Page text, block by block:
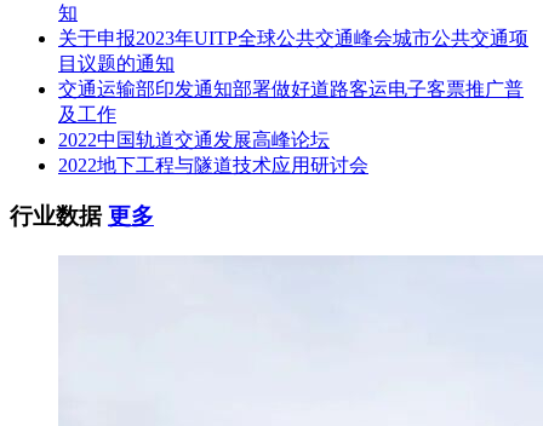
知
关于申报2023年UITP全球公共交通峰会城市公共交通项
目议题的通知
交通运输部印发通知部署做好道路客运电子客票推广普
及工作
2022中国轨道交通发展高峰论坛
2022地下工程与隧道技术应用研讨会
行业数据更多